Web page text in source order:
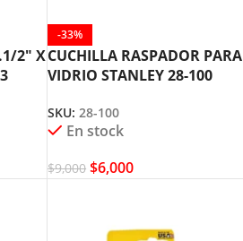
2″ X
-33%
CUCHILLA RASPADOR PARA
VIDRIO STANLEY 28-100
SKU:28-100
En stock
$9,000 $6,000